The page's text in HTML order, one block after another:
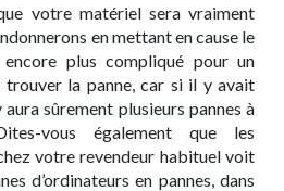
votre matériel sera vraiment
en mettant en cause le
plus compliqué pour un
la panne, car si il y avait
sûrement plusieurs pannes à
vous également que les
votre revendeur habituel voit
d’ordinateurs en pannes, dans